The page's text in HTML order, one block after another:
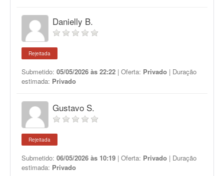
Danielly B.
Rejeitada
Submetido: 05/05/2026 às 22:22 | Oferta: Privado | Duração
estimada: Privado
Gustavo S.
Rejeitada
Submetido: 06/05/2026 às 10:19 | Oferta: Privado | Duração
estimada: Privado